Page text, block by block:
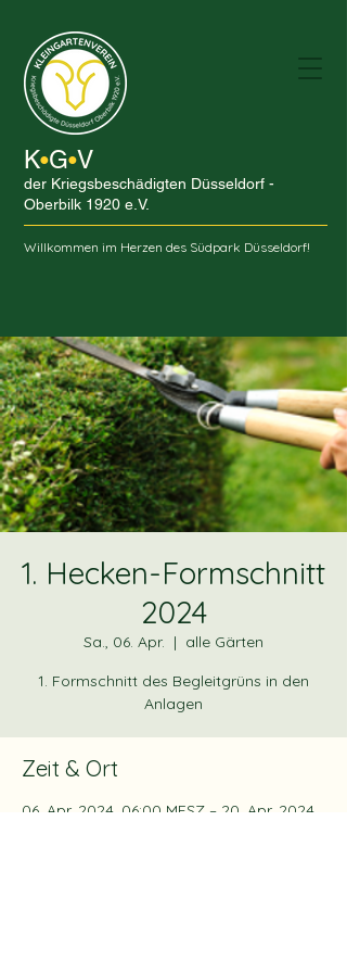
K•G•V
der Kriegsbeschädigten Düsseldorf -
Oberbilk 1920 e.V.
Willkommen im Herzen des Südpark Düsseldorf!
1. Hecken-Formschnitt
2024
Sa., 06. Apr.
  |
alle Gärten
1. Formschnitt des Begleitgrüns in den
Anlagen
Zeit & Ort
06. Apr. 2024, 06:00 MESZ – 20. Apr. 2024,